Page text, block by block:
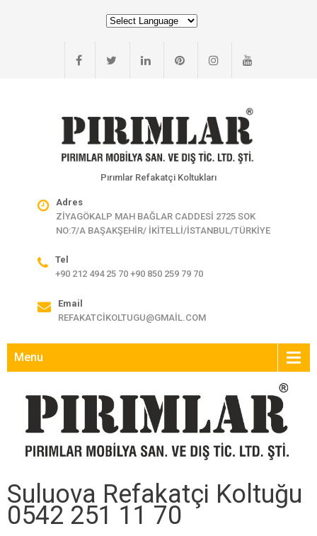
Pırımlar Refakatçi Koltukları
Adres
ZİYAGÖKALP MAH BAĞLAR CADDESİ 2725 SOK
NO:7/A BAŞAKŞEHİR/ İKİTELLİ/İSTANBUL/TÜRKİYE
Tel
+90 212 494 25 70 +90 850 259 79 70
Email
REFAKATCIKOLTUGU@GMAIL.COM
Menu
Suluova Refakatçi Koltuğu
0542 251 11 70